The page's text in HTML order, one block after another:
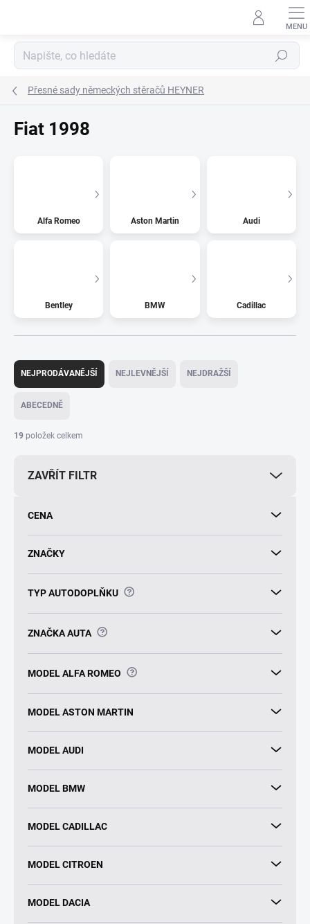
Hledat
Přesné sady německých stěračů HEYNER
Fiat 1998
Alfa Romeo Aston Martin Audi
Bentley BMW Cadillac
Ř
z
í
NEJPRODÁVANĚJŠÍ NEJLEVNĚJŠÍ NEJDRAŽŠÍ
ABECEDNĚ
19 položek celkem
ZAVŘÍT FILTR
CENA
ZNAČKY
TYP AUTODOPLŇKU ?
ZNAČKA AUTA ?
MODEL ALFA ROMEO ?
MODEL ASTON MARTIN
MODEL AUDI
MODEL BMW
MODEL CADILLAC
MODEL CITROEN
MODEL DACIA